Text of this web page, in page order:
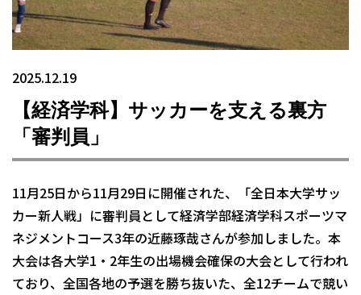
2025.12.19
【経済学科】サッカーを支える裏方
「審判員」
11月25日から11月29日に開催された、「全日本大学サッ
カー新人戦」に審判員として経済学部経済学科スポーツマ
ネジメントコース3年の近藤琢哉さんが参加しました。本
大会は各大学1・2年生の出場機会確保の大会として行われ
ており、全国各地の予選を勝ち抜いた、全12チームで競い